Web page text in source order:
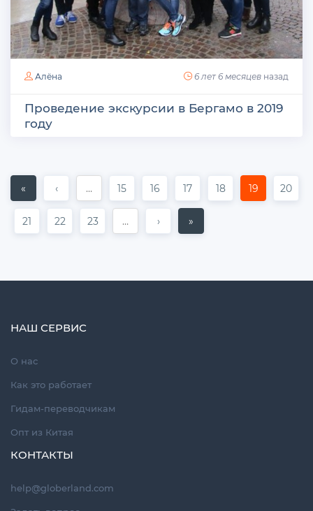
6 лет 6 месяцев назад
Алёна
Проведение экскурсии в Бергамо в 2019
году
« ‹ … 15 16 17 18 19 20
21 22 23 … › »
НАШ СЕРВИС
О нас
Как это работает
Гидам-переводчикам
Опт из Китая
КОНТАКТЫ
help@globerland.com